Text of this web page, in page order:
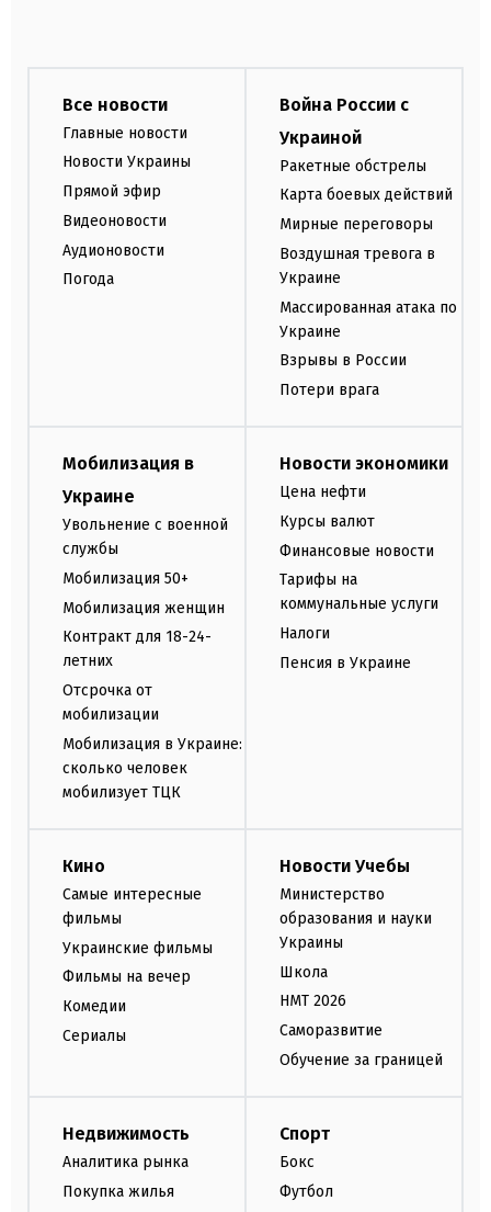
Все новости
Главные новости
Новости Украины
Прямой эфир
Видеоновости
Аудионовости
Погода
Война России с
Украиной
Ракетные обстрелы
Карта боевых действий
Мирные переговоры
Воздушная тревога в
Украине
Массированная атака по
Украине
Взрывы в России
Потери врага
Мобилизация в
Украине
Увольнение с военной
службы
Мобилизация 50+
Мобилизация женщин
Контракт для 18-24-
летних
Отсрочка от
мобилизации
Мобилизация в Украине:
сколько человек
мобилизует ТЦК
Новости экономики
Цена нефти
Курсы валют
Финансовые новости
Тарифы на
коммунальные услуги
Налоги
Пенсия в Украине
Кино
Самые интересные
фильмы
Украинские фильмы
Фильмы на вечер
Комедии
Сериалы
Новости Учебы
Министерство
образования и науки
Украины
Школа
НМТ 2026
Саморазвитие
Обучение за границей
Недвижимость
Аналитика рынка
Покупка жилья
Спорт
Бокс
Футбол